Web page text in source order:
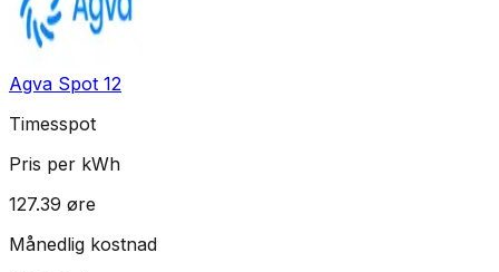
Agva Spot 12
Timesspot
Pris per kWh
127.39 øre
Månedlig kostnad